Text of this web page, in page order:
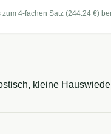
zum 4-fachen Satz (244.24 €)
kleine